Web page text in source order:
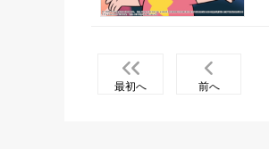
最初へ 前へ